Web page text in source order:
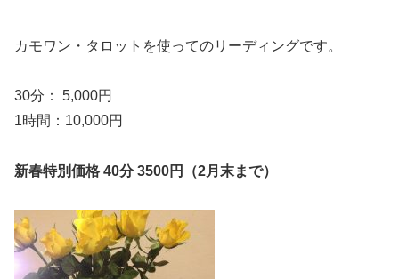
カモワン・タロットを使ってのリーディングです。
30分： 5,000円
1時間：10,000円
新春特別価格 40分 3500円（2月末まで）